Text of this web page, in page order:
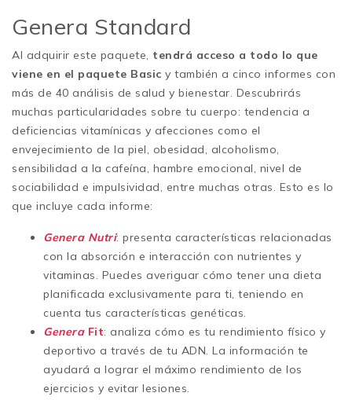
Genera Standard
Al adquirir este paquete, tendrá acceso a todo lo que
viene en el paquete Basic y también a cinco informes con
más de 40 análisis de salud y bienestar. Descubrirás
muchas particularidades sobre tu cuerpo: tendencia a
deficiencias vitamínicas y afecciones como el
envejecimiento de la piel, obesidad, alcoholismo,
sensibilidad a la cafeína, hambre emocional, nivel de
sociabilidad e impulsividad, entre muchas otras. Esto es lo
que incluye cada informe:
Genera Nutri: presenta características relacionadas
con la absorción e interacción con nutrientes y
vitaminas. Puedes averiguar cómo tener una dieta
planificada exclusivamente para ti, teniendo en
cuenta tus características genéticas.
Genera Fit: analiza cómo es tu rendimiento físico y
deportivo a través de tu ADN. La información te
ayudará a lograr el máximo rendimiento de los
ejercicios y evitar lesiones.